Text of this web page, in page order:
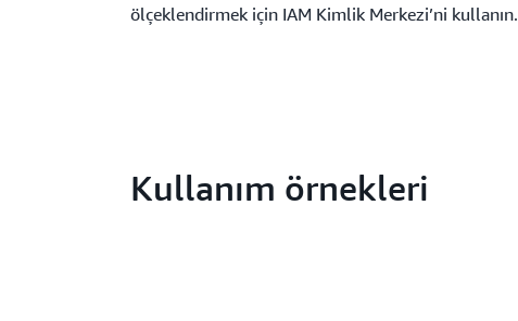
ölçeklendirmek için IAM Kimlik Merkezi’ni kullanın.
Kullanım örnekleri